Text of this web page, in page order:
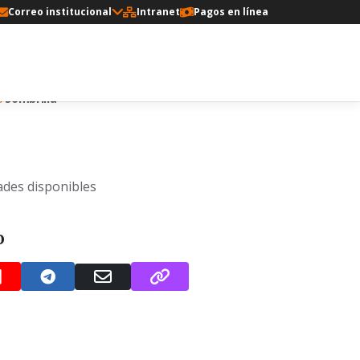
Correo institucional Intranet Pagos en línea
Sombrilla
disponibles